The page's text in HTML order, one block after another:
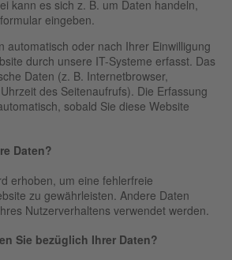
kann es sich z. B. um Daten handeln,
eingeben.
automatisch oder nach Ihrer Einwilligung
durch unsere IT-Systeme erfasst. Das
Daten (z. B. Internetbrowser,
des Seitenaufrufs). Die Erfassung
sobald Sie diese Website
Daten?
erhoben, um eine fehlerfreie
zu gewährleisten. Andere Daten
Nutzerverhaltens verwendet werden.
Sie bezüglich Ihrer Daten?